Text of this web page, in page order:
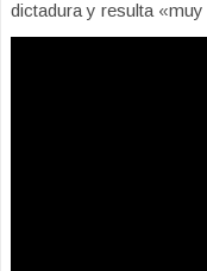
dictadura y resulta